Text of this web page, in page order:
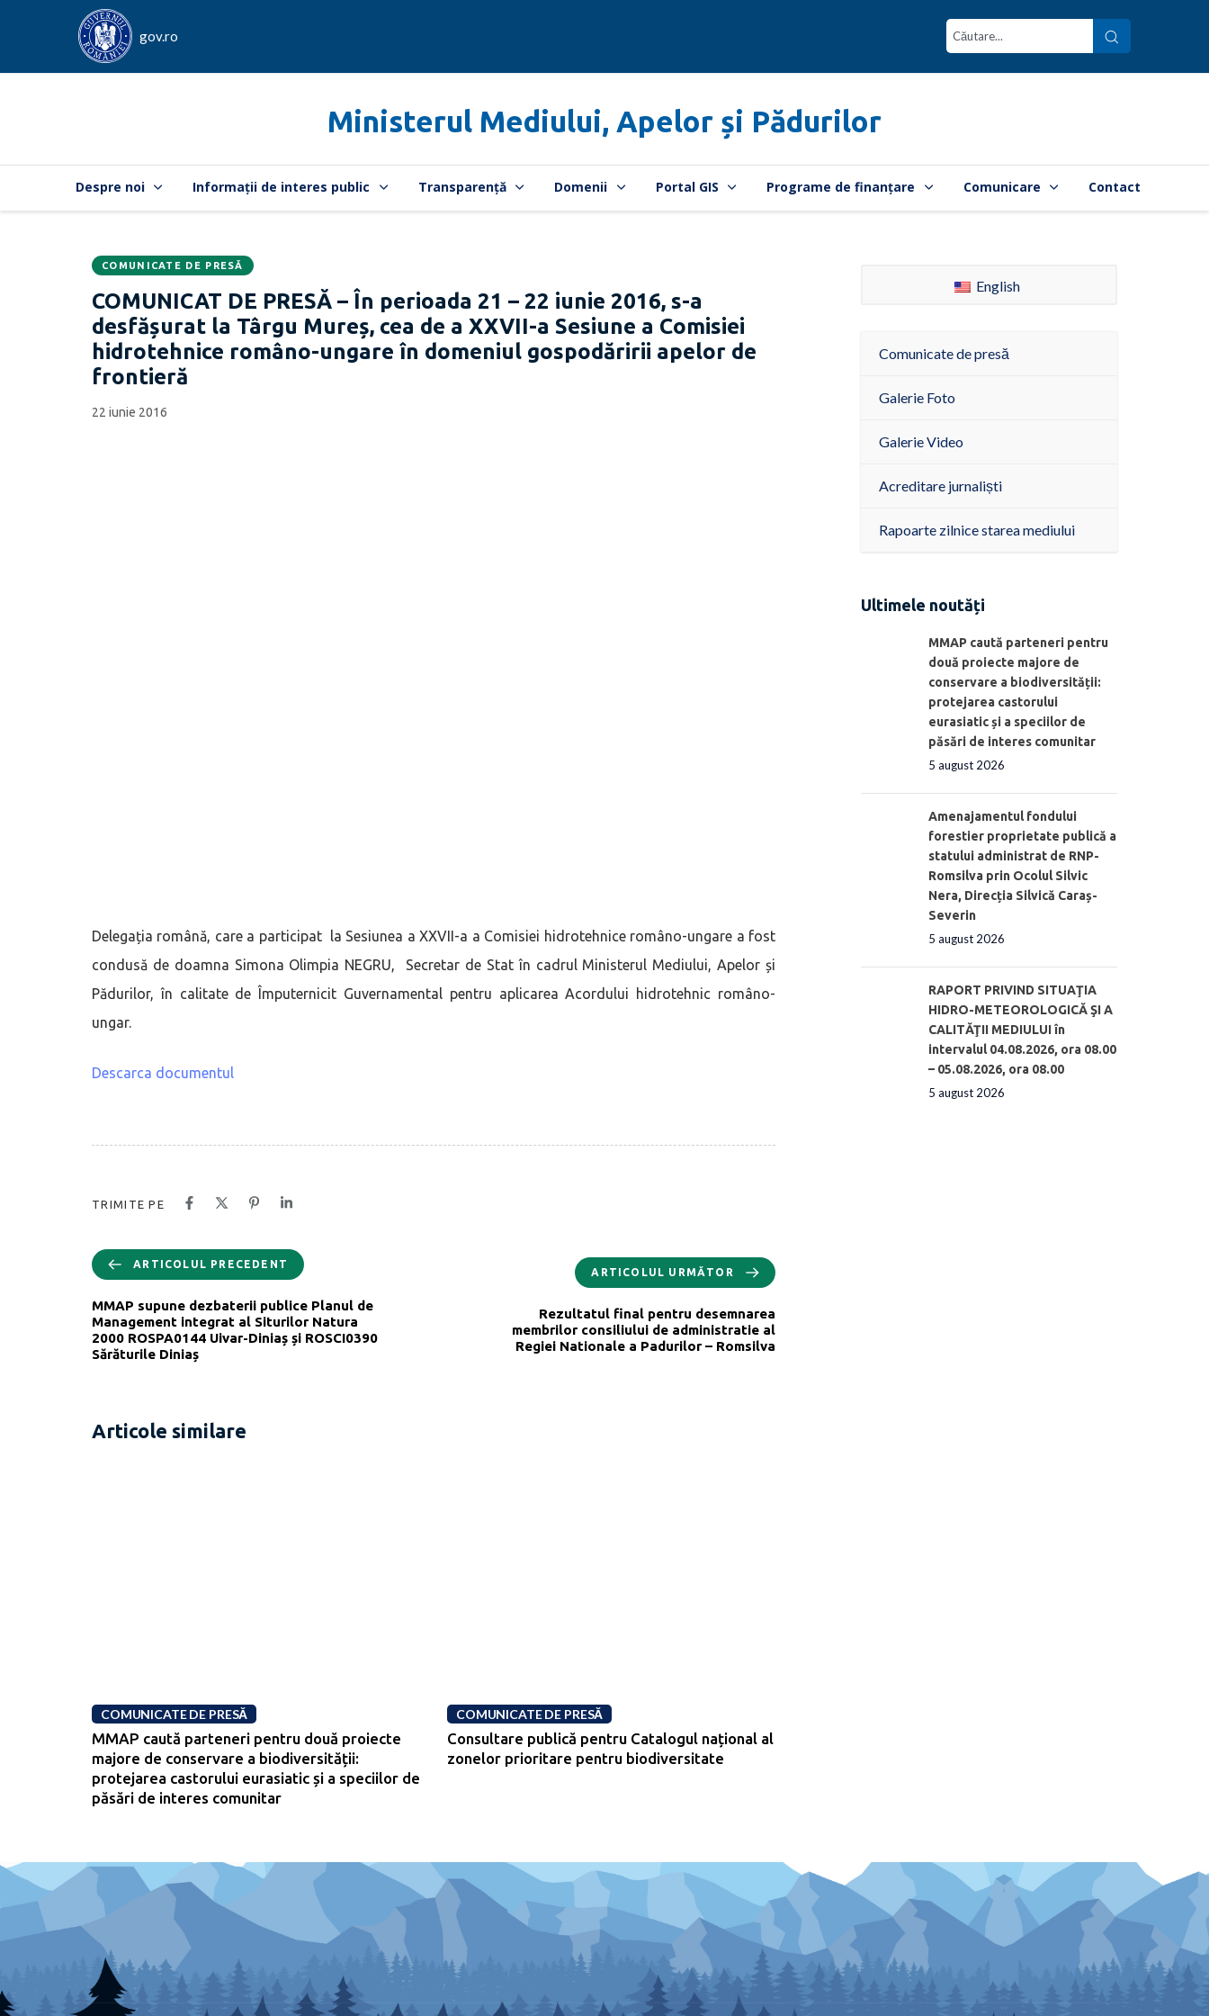
gov.ro
Ministerul Mediului, Apelor și Pădurilor
Despre noi Informații de interes public Transparență Domenii Portal GIS Programe de finanțare Comunicare Contact
CATEGORIA:
COMUNICATE DE PRESĂ
COMUNICAT DE PRESĂ – În perioada 21 – 22 iunie 2016, s-a
desfășurat la Târgu Mureș, cea de a XXVII-a Sesiune a Comisiei
hidrotehnice româno-ungare în domeniul gospodăririi apelor de
frontieră
Data
publicării:
22 iunie 2016
Delegația română, care a participat la Sesiunea a XXVII-a a Comisiei hidrotehnice româno-ungare a fost
condusă de doamna Simona Olimpia NEGRU, Secretar de Stat în cadrul Ministerul Mediului, Apelor și
Pădurilor, în calitate de Împuternicit Guvernamental pentru aplicarea Acordului hidrotehnic româno-
ungar.
Descarca documentul
TRIMITE PE
ARTICOLUL PRECEDENT
MMAP supune dezbaterii publice Planul de
Management integrat al Siturilor Natura
2000 ROSPA0144 Uivar-Diniaș și ROSCI0390
Sărăturile Diniaș
ARTICOLUL URMĂTOR
Rezultatul final pentru desemnarea
membrilor consiliului de administratie al
Regiei Nationale a Padurilor – Romsilva
Articole similare
COMUNICATE DE PRESĂ
MMAP caută parteneri pentru două proiecte
majore de conservare a biodiversității:
protejarea castorului eurasiatic și a speciilor de
păsări de interes comunitar
COMUNICATE DE PRESĂ
Consultare publică pentru Catalogul național al
zonelor prioritare pentru biodiversitate
English
Comunicate de presă
Galerie Foto
Galerie Video
Acreditare jurnaliști
Rapoarte zilnice starea mediului
Ultimele noutăți
MMAP caută parteneri pentru
două proiecte majore de
conservare a biodiversității:
protejarea castorului
eurasiatic și a speciilor de
păsări de interes comunitar
5 august 2026
Amenajamentul fondului
forestier proprietate publică a
statului administrat de RNP-
Romsilva prin Ocolul Silvic
Nera, Direcția Silvică Caraș-
Severin
5 august 2026
RAPORT PRIVIND SITUAŢIA
HIDRO-METEOROLOGICĂ ŞI A
CALITĂŢII MEDIULUI în
intervalul 04.08.2026, ora 08.00
– 05.08.2026, ora 08.00
5 august 2026